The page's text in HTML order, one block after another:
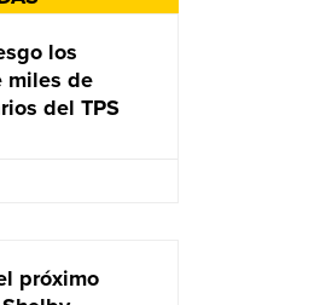
los
miles de
del TPS
próximo